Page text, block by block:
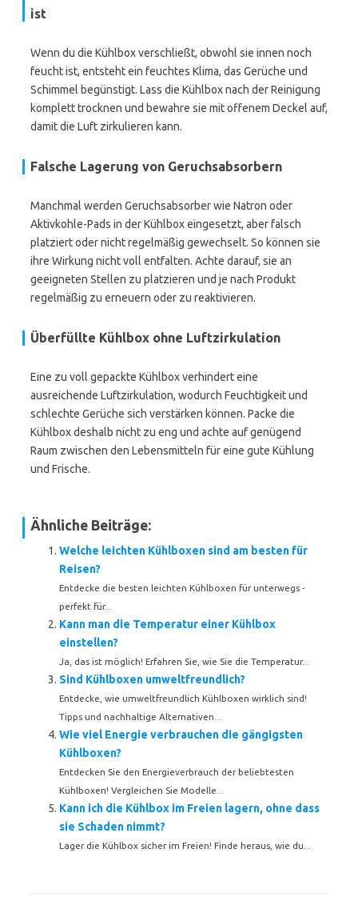
ist
Wenn du die Kühlbox verschließt, obwohl sie innen noch
feucht ist, entsteht ein feuchtes Klima, das Gerüche und
Schimmel begünstigt. Lass die Kühlbox nach der Reinigung
komplett trocknen und bewahre sie mit offenem Deckel auf,
damit die Luft zirkulieren kann.
Falsche Lagerung von Geruchsabsorbern
Manchmal werden Geruchsabsorber wie Natron oder
Aktivkohle-Pads in der Kühlbox eingesetzt, aber falsch
platziert oder nicht regelmäßig gewechselt. So können sie
ihre Wirkung nicht voll entfalten. Achte darauf, sie an
geeigneten Stellen zu platzieren und je nach Produkt
regelmäßig zu erneuern oder zu reaktivieren.
Überfüllte Kühlbox ohne Luftzirkulation
Eine zu voll gepackte Kühlbox verhindert eine
ausreichende Luftzirkulation, wodurch Feuchtigkeit und
schlechte Gerüche sich verstärken können. Packe die
Kühlbox deshalb nicht zu eng und achte auf genügend
Raum zwischen den Lebensmitteln für eine gute Kühlung
und Frische.
Ähnliche Beiträge:
Welche leichten Kühlboxen sind am besten für
Reisen?
Entdecke die besten leichten Kühlboxen für unterwegs -
perfekt für...
Kann man die Temperatur einer Kühlbox
einstellen?
Ja, das ist möglich! Erfahren Sie, wie Sie die Temperatur...
Sind Kühlboxen umweltfreundlich?
Entdecke, wie umweltfreundlich Kühlboxen wirklich sind!
Tipps und nachhaltige Alternativen...
Wie viel Energie verbrauchen die gängigsten
Kühlboxen?
Entdecken Sie den Energieverbrauch der beliebtesten
Kühlboxen! Vergleichen Sie Modelle...
Kann ich die Kühlbox im Freien lagern, ohne dass
sie Schaden nimmt?
Lager die Kühlbox sicher im Freien! Finde heraus, wie du...